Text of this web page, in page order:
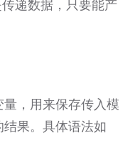
递数据，只要能产
，用来保存传入模
果。具体语法如